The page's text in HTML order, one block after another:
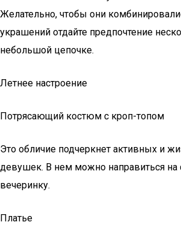
Желательно, чтобы они
украшений отдайте предпочтение
небольшой цепочке.
Летнее настроение
Потрясающий костюм с кроп-топом
Это обличие подчеркнет активных и
девушек. В нем можно направиться на
вечеринку.
Платье